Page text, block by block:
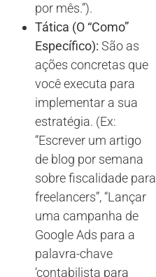
por mês.”).
Tática (O “Como”
Específico): São as
ações concretas que
você executa para
implementar a sua
estratégia. (Ex:
“Escrever um artigo
de blog por semana
sobre fiscalidade para
freelancers”, “Lançar
uma campanha de
Google Ads para a
palavra-chave
‘contabilista para